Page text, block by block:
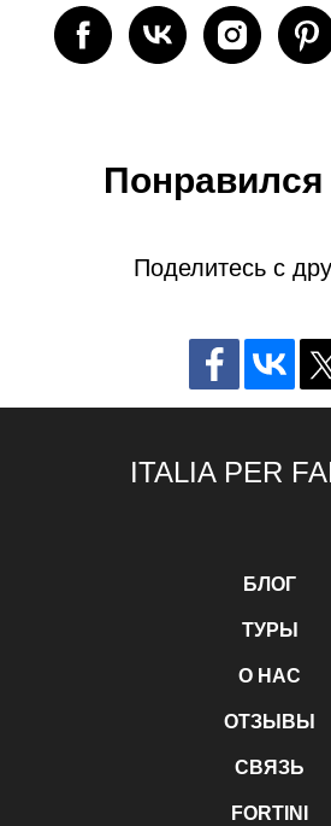
Понравился
Поделитесь с
ITALIA PER
БЛОГ
ТУРЫ
О НАС
ОТЗЫВЫ
СВЯЗЬ
FORTINI